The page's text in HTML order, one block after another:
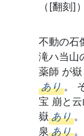
（[翻刻]）
不動の石
滝ハ当山
薬師 が
あり 。
宝 崩と
嶽 あり
泉 あり